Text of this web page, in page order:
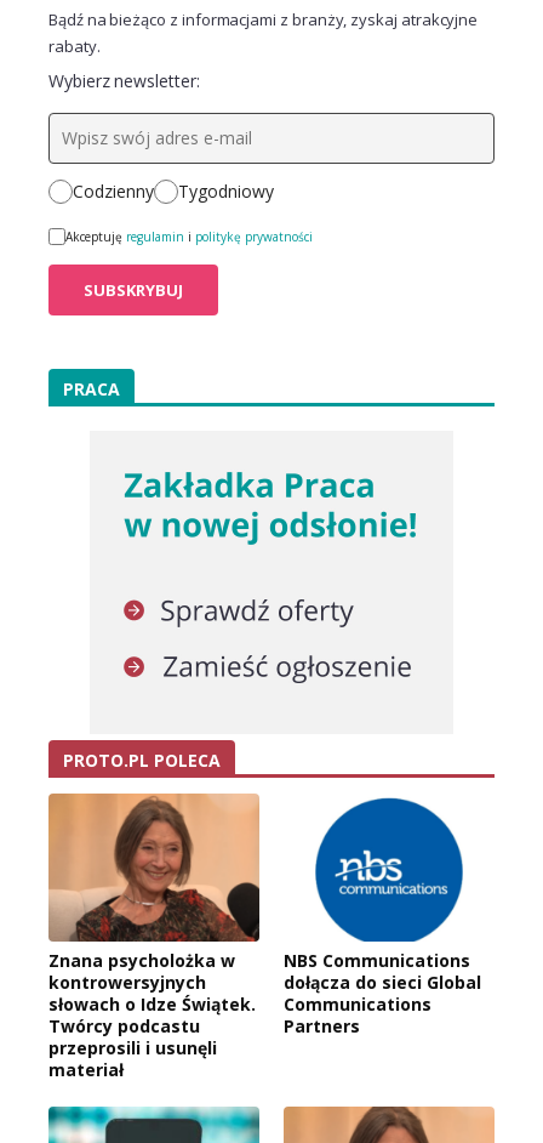
Bądź na bieżąco z informacjami z branży, zyskaj atrakcyjne
rabaty.
Wybierz newsletter:
Codzienny Tygodniowy
Akceptuję regulamin i politykę prywatności
PRACA
PROTO.PL POLECA
Znana psycholożka w
kontrowersyjnych
słowach o Idze Świątek.
Twórcy podcastu
przeprosili i usunęli
materiał
NBS Communications
dołącza do sieci Global
Communications
Partners